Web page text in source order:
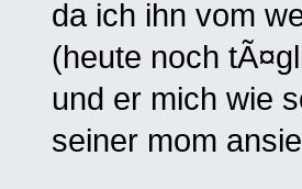
da ich ihn vom
(heute noch
und er mich wie
seiner mom